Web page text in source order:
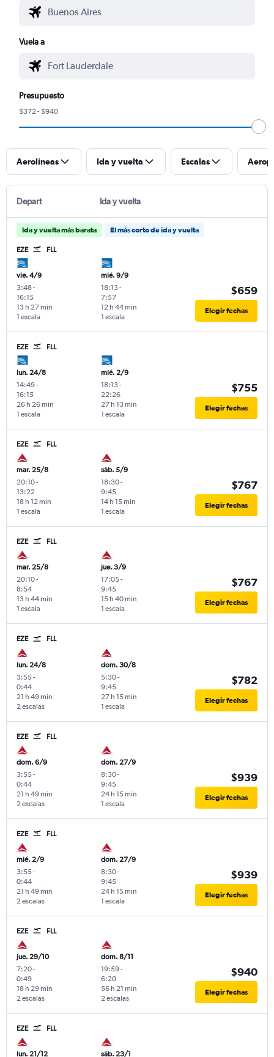
Vuela a
Presupuesto
$372 - $940
Aerolíneas Ida y vuelta Escalas
Depart Ida y vuelta
Ida y vuelta más barata El más corto de ida y vuelta
EZE FLL
vie. 4/9
3:48-
16:15
1 escala
13 h 27 min
mié. 9/9
18:13-
7:57
1 escala
12 h 44 min
$659
Elegir fechas
EZE FLL
lun. 24/8
14:49-
16:15
1 escala
26 h 26 min
mié. 2/9
18:13-
22:26
1 escala
27 h 13 min
$755
Elegir fechas
EZE FLL
mar. 25/8
20:10-
13:22
1 escala
18 h 12 min
sáb. 5/9
18:30-
9:45
1 escala
14 h 15 min
$767
Elegir fechas
EZE FLL
mar. 25/8
20:10-
8:54
1 escala
13 h 44 min
jue. 3/9
17:05-
9:45
1 escala
15 h 40 min
$767
Elegir fechas
EZE FLL
lun. 24/8
3:55-
0:44
2 escalas
21 h 49 min
dom. 30/8
5:30-
9:45
1 escala
27 h 15 min
$782
Elegir fechas
EZE FLL
dom. 6/9
3:55-
0:44
2 escalas
21 h 49 min
dom. 27/9
8:30-
9:45
1 escala
24 h 15 min
$939
Elegir fechas
EZE FLL
mié. 2/9
3:55-
0:44
2 escalas
21 h 49 min
dom. 27/9
8:30-
9:45
1 escala
24 h 15 min
$939
Elegir fechas
EZE FLL
jue. 29/10
7:20-
0:49
2 escalas
18 h 29 min
dom. 8/11
19:59-
6:20
2 escalas
56 h 21 min
$940
Elegir fechas
EZE FLL
lun. 21/12 sáb. 23/1